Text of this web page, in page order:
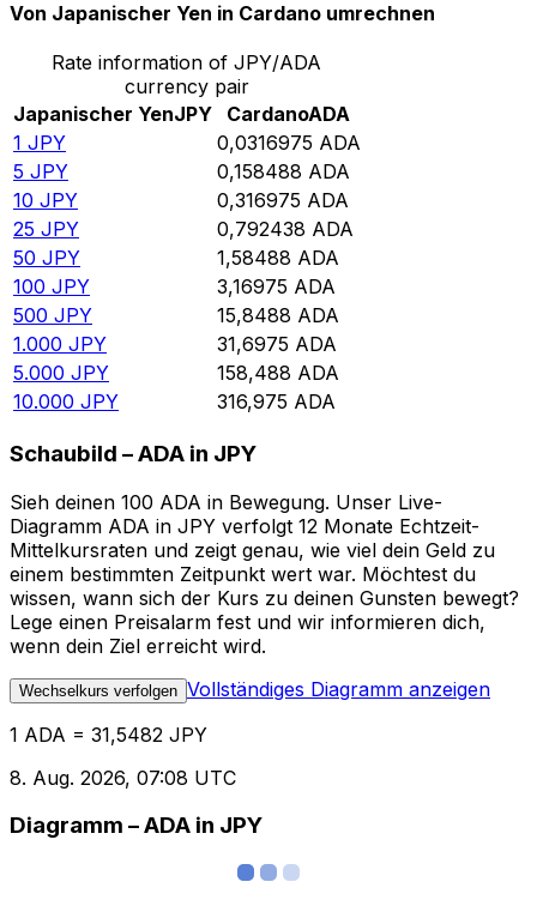
Von Japanischer Yen in Cardano umrechnen
Rate information of JPY/ADA
currency pair
Japanischer YenJPY CardanoADA
1 JPY 0,0316975 ADA
5 JPY 0,158488 ADA
10 JPY 0,316975 ADA
25 JPY 0,792438 ADA
50 JPY 1,58488 ADA
100 JPY 3,16975 ADA
500 JPY 15,8488 ADA
1.000 JPY 31,6975 ADA
5.000 JPY 158,488 ADA
10.000 JPY 316,975 ADA
Schaubild – ADA in JPY
Sieh deinen 100 ADA in Bewegung. Unser Live-
Diagramm ADA in JPY verfolgt 12 Monate Echtzeit-
Mittelkursraten und zeigt genau, wie viel dein Geld zu
einem bestimmten Zeitpunkt wert war. Möchtest du
wissen, wann sich der Kurs zu deinen Gunsten bewegt?
Lege einen Preisalarm fest und wir informieren dich,
wenn dein Ziel erreicht wird.
Wechselkurs verfolgen Vollständiges Diagramm anzeigen
1 ADA = 31,5482 JPY
8. Aug. 2026, 07:08 UTC
Diagramm – ADA in JPY